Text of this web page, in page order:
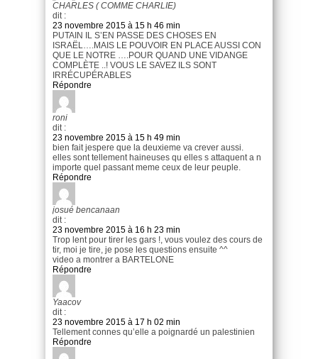
CHARLES ( COMME CHARLIE)
dit :
23 novembre 2015 à 15 h 46 min
PUTAIN IL S’EN PASSE DES CHOSES EN
ISRAËL….MAIS LE POUVOIR EN PLACE AUSSI CON
QUE LE NOTRE ….POUR QUAND UNE VIDANGE
COMPLÈTE ..! VOUS LE SAVEZ ILS SONT
IRRÉCUPÉRABLES
Répondre
roni
dit :
23 novembre 2015 à 15 h 49 min
bien fait jespere que la deuxieme va crever aussi.
elles sont tellement haineuses qu elles s attaquent a n
importe quel passant meme ceux de leur peuple.
Répondre
josué bencanaan
dit :
23 novembre 2015 à 16 h 23 min
Trop lent pour tirer les gars !, vous voulez des cours de
tir, moi je tire, je pose les questions ensuite ^^
video a montrer a BARTELONE
Répondre
Yaacov
dit :
23 novembre 2015 à 17 h 02 min
Tellement connes qu’elle a poignardé un palestinien
Répondre